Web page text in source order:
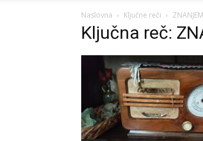
Naslovna Ključne reči
Ključna reč: